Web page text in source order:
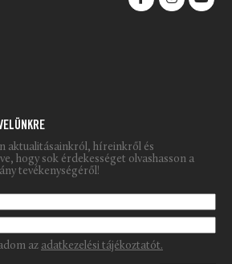
aktualitásainkról, híreinkről és
hogy sok érdekességet olvashasson a
tevékenységéről!
empty.
az adatkezelési tájékoztatót.